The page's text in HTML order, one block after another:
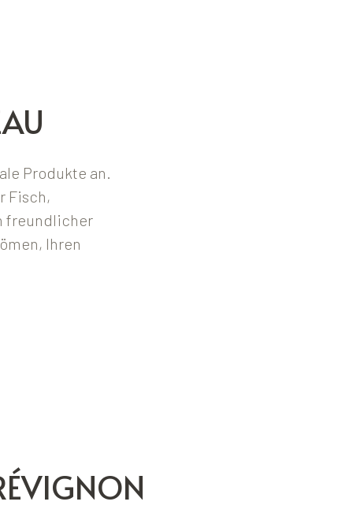
Produkte an.
Fisch,
freundlicher
Ihren